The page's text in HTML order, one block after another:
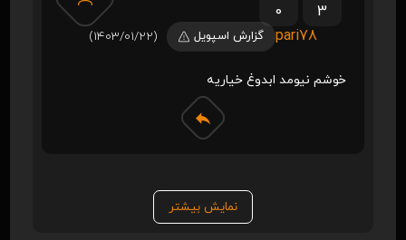
0
3
pari78
گزارش اسپویل (1403/01/22)
خوشم نیومد ابدوغ خیاریه
نمایش بیشتر